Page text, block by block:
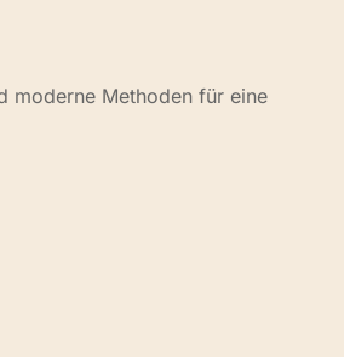
moderne Methoden für eine